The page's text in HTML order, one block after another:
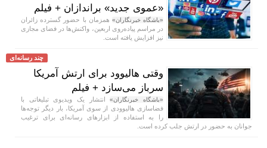
«عموی جدید» براندازان + فیلم
«باشگاه خبرنگاران» همزمان با حضور گسترده زائران
در مراسم پیاده‌روی اربعین، واکنش‌ها در فضای مجازی
نیز افزایش یافته است.
چند رسانه‌ای
وقتی هالیوود برای ارتش آمریکا
سرباز می‌سازد + فیلم
«باشگاه خبرنگاران»انتشار یک ویدیوی تبلیغاتی با
فضاسازی هالیوودی از سوی آمریکا، بار دیگر توجه‌ها
را به استفاده از ابزار‌های رسانه‌ای برای ترغیب
جوانان به حضور در ارتش جلب کرده است.